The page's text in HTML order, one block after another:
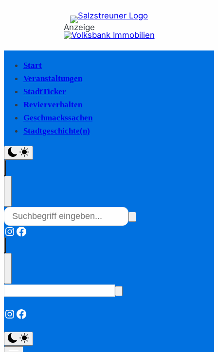
Anzeige
Start
Veranstaltungen
StadtTicker
Revierverhalten
Geschmackssachen
Stadtgeschichte(n)
Instagram
Facebook
Instagram
Facebook